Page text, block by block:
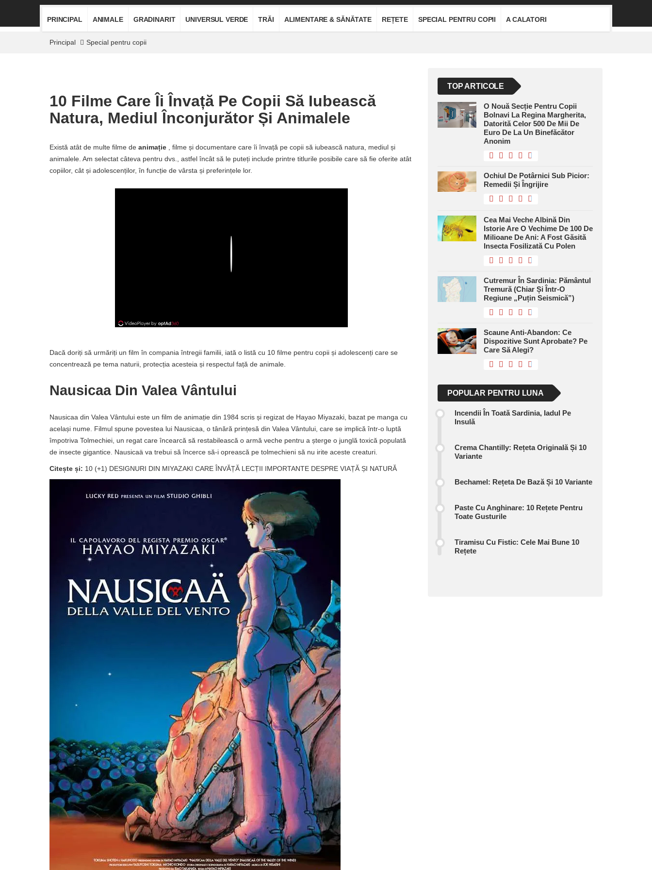
PRINCIPAL ANIMALE GRADINARIT UNIVERSUL VERDE TRĂI ALIMENTARE & SĂNĂTATE REȚETE SPECIAL PENTRU COPII A CALATORI
Principal Special pentru copii
10 Filme Care Îi Învață Pe Copii Să Iubească
Natura, Mediul Înconjurător Și Animalele
Există atât de multe filme de animație , filme și documentare care îi învață pe copii să iubească natura, mediul și
animalele. Am selectat câteva pentru dvs., astfel încât să le puteți include printre titlurile posibile care să fie oferite atât
copiilor, cât și adolescenților, în funcție de vârsta și preferințele lor.
Dacă doriți să urmăriți un film în compania întregii familii, iată o listă cu 10 filme pentru copii și adolescenți care se
concentrează pe tema naturii, protecția acesteia și respectul față de animale.
Nausicaa Din Valea Vântului
Nausicaa din Valea Vântului este un film de animație din 1984 scris și regizat de Hayao Miyazaki, bazat pe manga cu
același nume. Filmul spune povestea lui Nausicaa, o tânără prințesă din Valea Vântului, care se implică într-o luptă
împotriva Tolmechiei, un regat care încearcă să restabilească o armă veche pentru a șterge o junglă toxică populată
de insecte gigantice. Nausicaä va trebui să încerce să-i oprească pe tolmechieni să nu irite aceste creaturi.
Citește și: 10 (+1) DESIGNURI DIN MIYAZAKI CARE ÎNVĂȚĂ LECȚII IMPORTANTE DESPRE VIAȚĂ ȘI NATURĂ
TOP ARTICOLE
O Nouă Secție Pentru Copii
Bolnavi La Regina Margherita,
Datorită Celor 500 De Mii De
Euro De La Un Binefăcător
Anonim
Ochiul De Potârnici Sub Picior:
Remedii Și Îngrijire
Cea Mai Veche Albină Din
Istorie Are O Vechime De 100 De
Milioane De Ani: A Fost Găsită
Insecta Fosilizată Cu Polen
Cutremur În Sardinia: Pământul
Tremură (chiar Și Într-O
Regiune „puțin Seismică”)
Scaune Anti-Abandon: Ce
Dispozitive Sunt Aprobate? Pe
Care Să Alegi?
POPULAR PENTRU LUNA
Incendii În Toată Sardinia, Iadul Pe
Insulă
Crema Chantilly: Rețeta Originală Și 10
Variante
Bechamel: Rețeta De Bază Și 10 Variante
Paste Cu Anghinare: 10 Rețete Pentru
Toate Gusturile
Tiramisu Cu Fistic: Cele Mai Bune 10
Rețete